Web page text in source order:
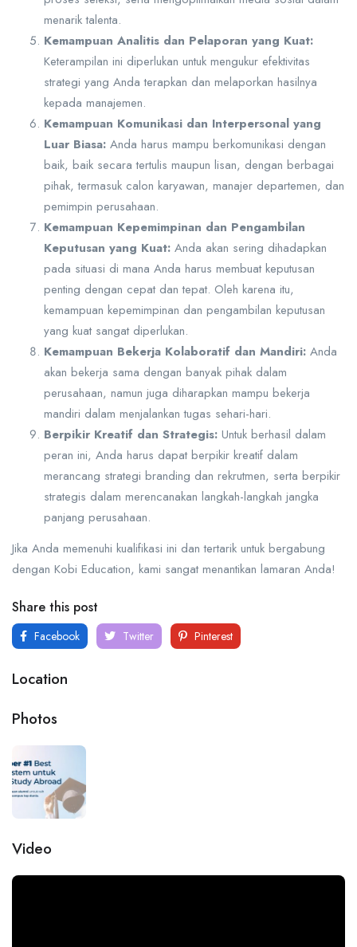
menarik talenta.
Kemampuan Analitis dan Pelaporan yang Kuat:
Keterampilan ini diperlukan untuk mengukur efektivitas
strategi yang Anda terapkan dan melaporkan hasilnya
kepada manajemen.
Kemampuan Komunikasi dan Interpersonal yang
Luar Biasa: Anda harus mampu berkomunikasi dengan
baik, baik secara tertulis maupun lisan, dengan berbagai
pihak, termasuk calon karyawan, manajer departemen, dan
pemimpin perusahaan.
Kemampuan Kepemimpinan dan Pengambilan
Keputusan yang Kuat: Anda akan sering dihadapkan
pada situasi di mana Anda harus membuat keputusan
penting dengan cepat dan tepat. Oleh karena itu,
kemampuan kepemimpinan dan pengambilan keputusan
yang kuat sangat diperlukan.
Kemampuan Bekerja Kolaboratif dan Mandiri: Anda
akan bekerja sama dengan banyak pihak dalam
perusahaan, namun juga diharapkan mampu bekerja
mandiri dalam menjalankan tugas sehari-hari.
Berpikir Kreatif dan Strategis: Untuk berhasil dalam
peran ini, Anda harus dapat berpikir kreatif dalam
merancang strategi branding dan rekrutmen, serta berpikir
strategis dalam merencanakan langkah-langkah jangka
panjang perusahaan.
Jika Anda memenuhi kualifikasi ini dan tertarik untuk bergabung
dengan Kobi Education, kami sangat menantikan lamaran Anda!
Share this post
Facebook Twitter Pinterest
Location
Photos
Video